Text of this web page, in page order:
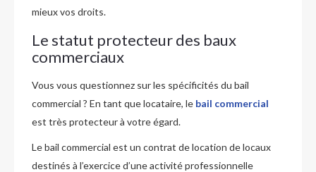
mieux vos droits.
Le statut protecteur des baux
commerciaux
Vous vous questionnez sur les spécificités du bail
commercial ? En tant que locataire, le bail commercial
est très protecteur à votre égard.
Le bail commercial est un contrat de location de locaux
destinés à l’exercice d’une activité professionnelle